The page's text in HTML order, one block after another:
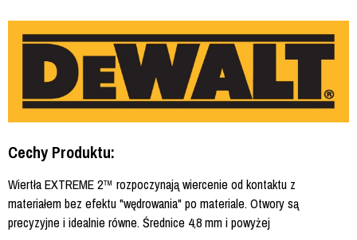
Cechy Produktu:
Wiertła EXTREME 2™ rozpoczynają wiercenie od kontaktu z
materiałem bez efektu "wędrowania" po materiale. Otwory są
precyzyjne i idealnie równe. Średnice 4,8 mm i powyżej